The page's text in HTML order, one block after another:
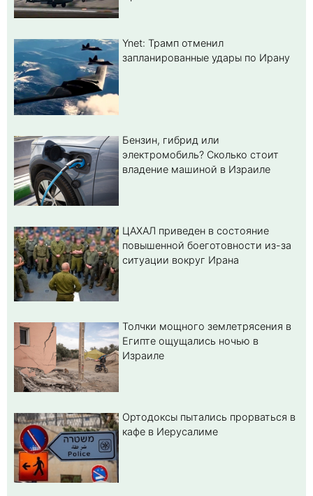
Ynet: Трамп отменил
запланированные удары по Ирану
Бензин, гибрид или
электромобиль? Cколько стоит
владение машиной в Израиле
ЦАХАЛ приведен в состояние
повышенной боеготовности из-за
ситуации вокруг Ирана
Толчки мощного землетрясения в
Египте ощущались ночью в
Израиле
Ортодоксы пытались прорваться в
кафе в Иерусалиме